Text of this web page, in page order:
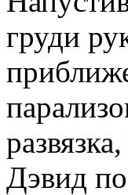
груди
Дэвид